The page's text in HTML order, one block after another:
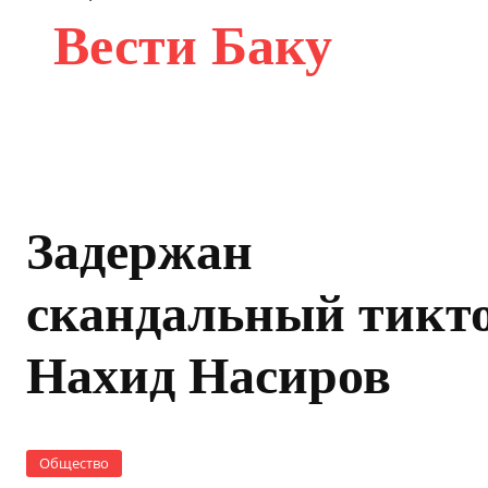
Вести Баку
Задержан
скандальный
Нахид Насиров
Общество